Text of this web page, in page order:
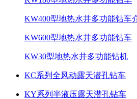
KW400型地热水井多功能钻车
KW600型地热水井多功能钻车
KW30型地热水井多功能钻机
KC系列全风动露天潜孔钻车
KY系列半液压露天潜孔钻车